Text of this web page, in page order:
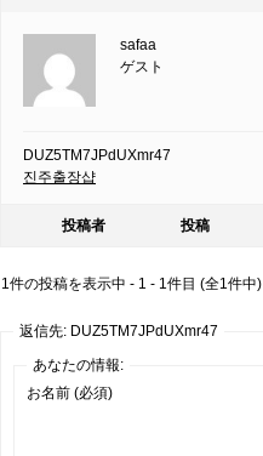
safaa
ゲスト
DUZ5TM7JPdUXmr47
진주출장샵
投稿者 投稿
1件の投稿を表示中 - 1 - 1件目 (全1件中)
返信先: DUZ5TM7JPdUXmr47
あなたの情報:
お名前 (必須)